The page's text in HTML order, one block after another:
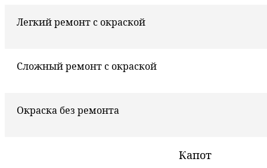
Легкий ремонт с окраской
Сложный ремонт с окраской
Окраска без ремонта
Капот